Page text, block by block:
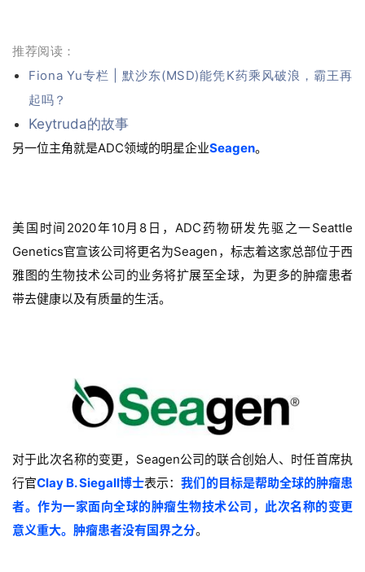
推荐阅读：
Fiona Yu专栏 | 默沙东(MSD)能凭K药乘风破浪，霸王再
起吗？
Keytruda的故事
另一位主角就是ADC领域的明星企业Seagen。
美国时间2020年10月8日，ADC药物研发先驱之一Seattle
Genetics官宣该公司将更名为Seagen，标志着这家总部位于西
雅图的生物技术公司的业务将扩展至全球，为更多的肿瘤患者
带去健康以及有质量的生活。
对于此次名称的变更，Seagen公司的联合创始人、时任首席执
行官Clay B. Siegall博士表示：我们的目标是帮助全球的肿瘤患
者。作为一家面向全球的肿瘤生物技术公司，此次名称的变更
意义重大。肿瘤患者没有国界之分。